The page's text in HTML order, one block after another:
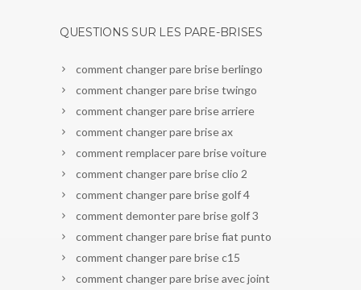
QUESTIONS SUR LES PARE-BRISES
comment changer pare brise berlingo
comment changer pare brise twingo
comment changer pare brise arriere
comment changer pare brise ax
comment remplacer pare brise voiture
comment changer pare brise clio 2
comment changer pare brise golf 4
comment demonter pare brise golf 3
comment changer pare brise fiat punto
comment changer pare brise c15
comment changer pare brise avec joint